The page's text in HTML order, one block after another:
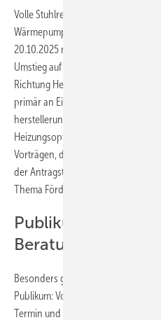
Volle Stuhlreihen, interessierte
Wärmepumpen-Wissen: In der
20.10.2025 mehr als 300 Menschen
Umstieg auf die Wärmepumpe
Richtung Heizungswende gehen
primär an Ein- und
herstellerunabhängig, kostenlos
Heizungsoptionen informiert
Vorträgen, die die Wärmepumpe an
der Antragstellung über die Kosten
Thema Förderung von allen Seiten
Publikumsmagnet
Beratungsmarathon
Besonders großen Anklang fand
Publikum: Vor und nach dem
Termin und gratis allen